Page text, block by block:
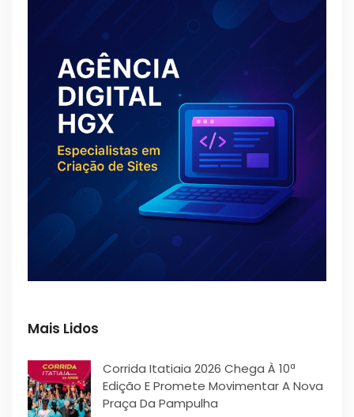
Mais Lidos
Corrida Itatiaia 2026 Chega À 10ª
Edição E Promete Movimentar A Nova
Praça Da Pampulha